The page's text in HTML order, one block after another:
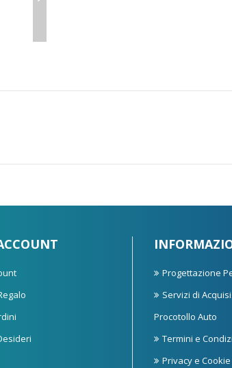
Progettazione
Servizi di
Procotollo Auto
Termini e
Privacy e Cookie